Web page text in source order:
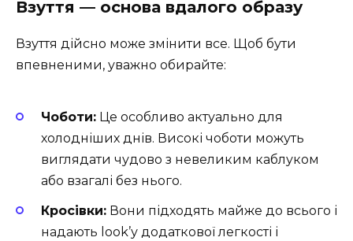
Взуття — основа вдалого образу
Взуття дійсно може змінити все. Щоб бути
впевненими, уважно обирайте:
Чоботи: Це особливо актуально для
холодніших днів. Високі чоботи можуть
виглядати чудово з невеликим каблуком
або взагалі без нього.
Кросівки: Вони підходять майже до всього і
надають look’у додаткової легкості і